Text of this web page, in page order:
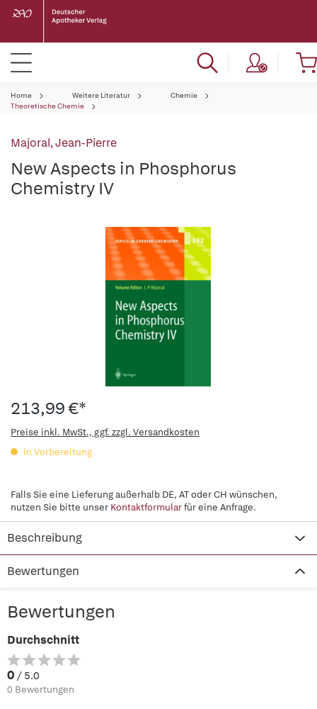
Home Weitere Literatur
Chemie
Theoretische Chemie
Majoral, Jean-Pierre
New Aspects in Phosphorus
Chemistry IV
213,99 €*
Preise inkl. MwSt., ggf. zzgl. Versandkosten
in Vorbereitung
Falls Sie eine Lieferung außerhalb DE, AT oder CH wünschen,
nutzen Sie bitte unser Kontaktformularfür eine Anfrage.
Beschreibung
Bewertungen
Bewertungen
Durchschnitt
0 / 5.0
0 Bewertungen